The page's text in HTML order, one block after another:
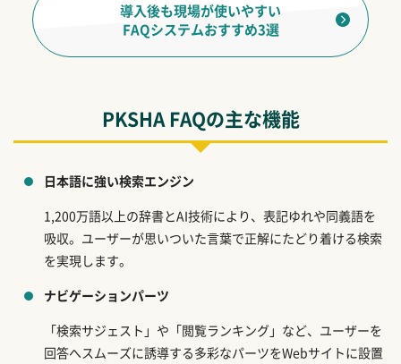
導入後も現場が使いやすい
FAQシステムおすすめ3選
PKSHA FAQの主な機能
日本語に強い検索エンジン
1,200万語以上の辞書とAI技術により、表記ゆれや同義語を
吸収。ユーザーが思いついた言葉で正解にたどり着ける検索
を実現します。
ナビゲーションパーツ
「検索サジェスト」や「閲覧ランキング」など、ユーザーを
回答へスムーズに誘導する多彩なパーツをWebサイトに設置